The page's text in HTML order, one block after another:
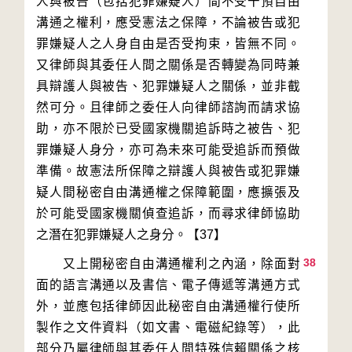
溝通之權利，應受憲法之保障，不論被告或犯
罪嫌疑人之人身自由是否受拘束，皆無不同。
又律師與其委任人間之關係是否轉變為同時兼
具辯護人與被告、犯罪嫌疑人之關係，並非截
然可分。且律師之委任人向律師諮詢而請求協
助，亦不限於已受國家機關追訴時之被告、犯
罪嫌疑人身分，亦可為未來可能受追訴而預做
準備。故憲法所保障之辯護人與被告或犯罪嫌
疑人間秘密自由溝通權之保障範圍，應擴張及
於可能受國家機關偵查追訴，而尋求律師協助
38
又上開秘密自由溝通權利之內涵，除面對
面的語言溝通以及書信、電子傳遞等溝通方式
外，並應包括律師因此秘密自由溝通權行使所
製作之文件資料（如文書、電磁紀錄等），此
部分乃屬律師與其委任人間特殊信賴關係之核